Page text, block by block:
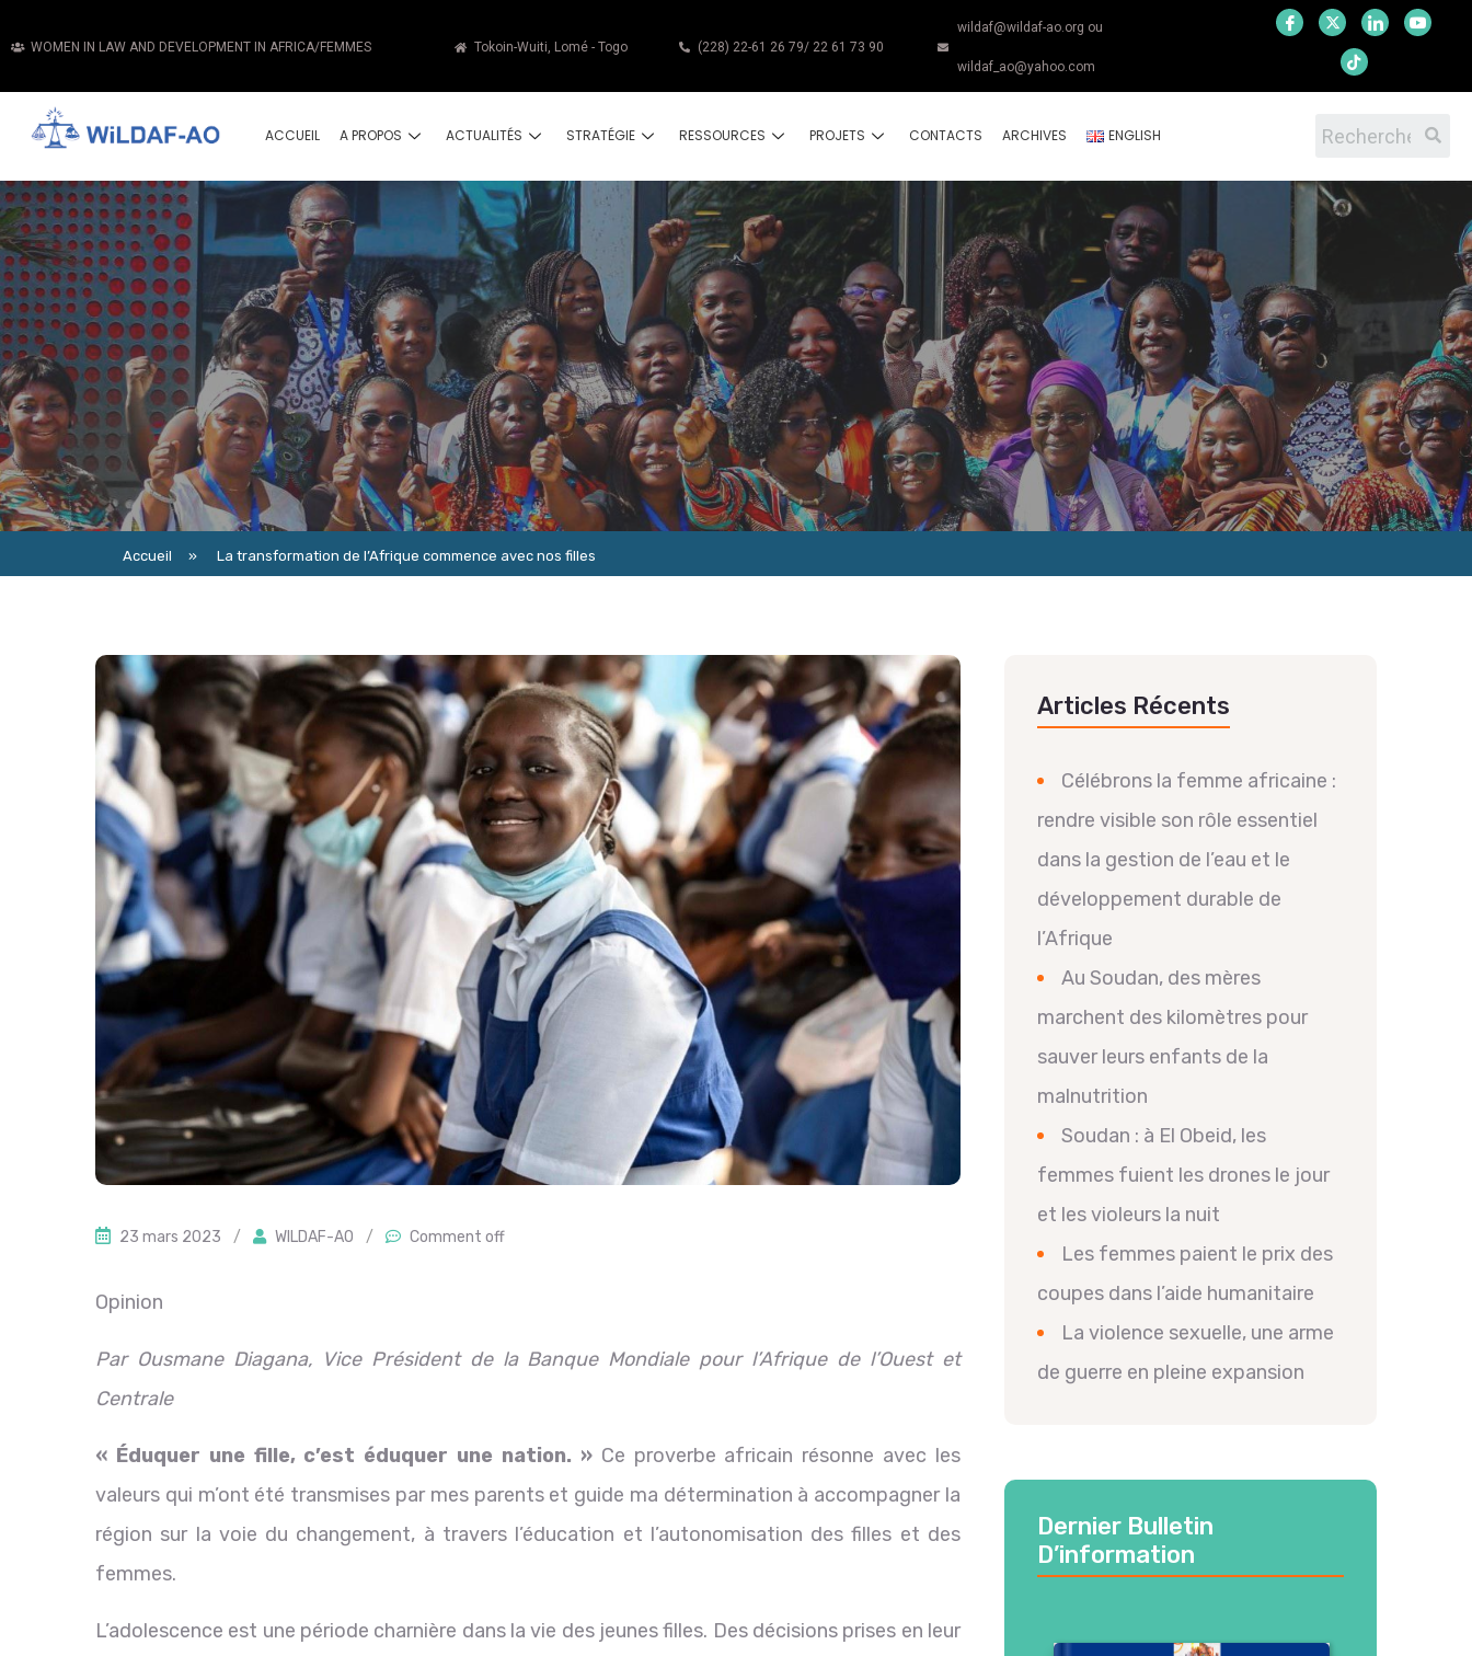
WOMEN IN LAW AND DEVELOPMENT IN AFRICA/FEMMES Tokoin-Wuiti, Lomé - Togo (228) 22-61 26 79/ 22 61 73 90
wildaf@wildaf-ao.org ou
wildaf_ao@yahoo.com
ACCUEIL A PROPOS ACTUALITÉS STRATÉGIE RESSOURCES PROJETS CONTACTS ARCHIVES ENGLISH
Accueil » La transformation de l’Afrique commence avec nos filles
23 mars 2023 / WILDAF-AO / Comment off
Opinion
Par Ousmane Diagana, Vice Président de la Banque Mondiale pour l’Afrique de l’Ouest et
Centrale
« Éduquer une fille, c’est éduquer une nation. »Ce proverbe africain résonne avec les
valeurs qui m’ont été transmises par mes parents et guide ma détermination à accompagner la
région sur la voie du changement, à travers l’éducation et l’autonomisation des filles et des
femmes.
L’adolescence est une période charnière dans la vie des jeunes filles. Des décisions prises en leur
Articles Récents
Célébrons la femme africaine :
rendre visible son rôle essentiel
dans la gestion de l’eau et le
développement durable de
l’Afrique
Au Soudan, des mères
marchent des kilomètres pour
sauver leurs enfants de la
malnutrition
Soudan : à El Obeid, les
femmes fuient les drones le jour
et les violeurs la nuit
Les femmes paient le prix des
coupes dans l’aide humanitaire
La violence sexuelle, une arme
de guerre en pleine expansion
Dernier Bulletin
D’information